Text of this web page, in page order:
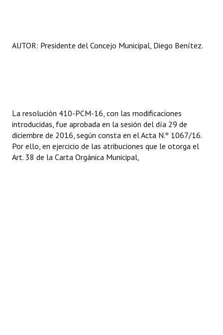
AUTOR: Presidente del Concejo Municipal, Diego Benítez.
La resolución 410-PCM-16, con las modificaciones
introducidas, fue aprobada en la sesión del día 29 de
diciembre de 2016, según consta en el Acta N.º 1067/16.
Por ello, en ejercicio de las atribuciones que le otorga el
Art. 38 de la Carta Orgánica Municipal,